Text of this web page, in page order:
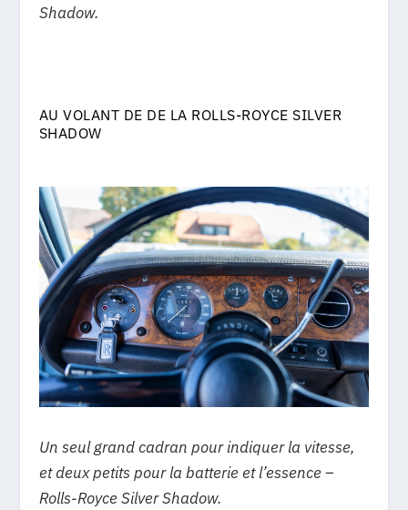
Shadow.
AU VOLANT DE DE LA ROLLS-ROYCE SILVER
SHADOW
Un seul grand cadran pour indiquer la vitesse,
et deux petits pour la batterie et l’essence –
Rolls-Royce Silver Shadow.